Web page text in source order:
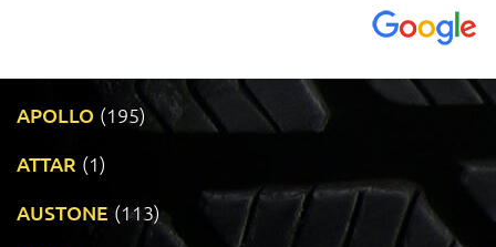
APOLLO (195)
ATTAR (1)
AUSTONE (113)